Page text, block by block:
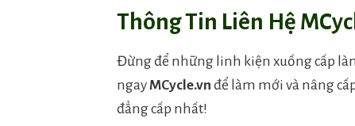
Thông Tin Liên Hệ
Đừng để những linh kiện xuống cấp
ngayMCycle.vn để làm mới và nâng
đẳng cấp nhất!